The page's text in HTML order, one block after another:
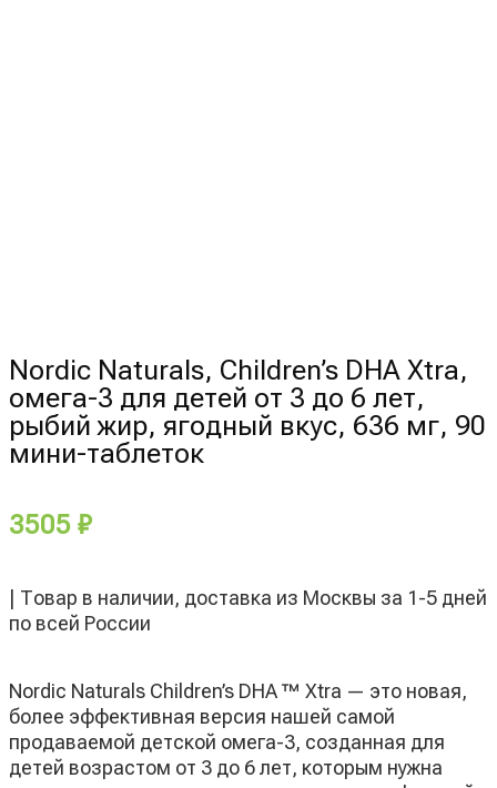
Nordic Naturals, Children’s DHA Xtra,
омега-3 для детей от 3 до 6 лет,
рыбий жир, ягодный вкус, 636 мг, 90
мини-таблеток
3505 ₽
| Товар в наличии, доставка из Москвы за 1-5 дней
по всей России
Nordic Naturals Children’s DHA ™ Xtra — это новая,
более эффективная версия нашей самой
продаваемой детской омега-3, созданная для
детей возрастом от 3 до 6 лет, которым нужна